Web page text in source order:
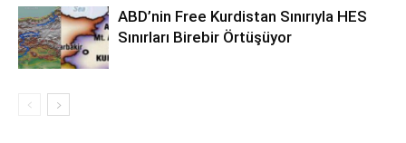
ABD’nin Free Kurdistan Sınırıyla HES
Sınırları Birebir Örtüşüyor